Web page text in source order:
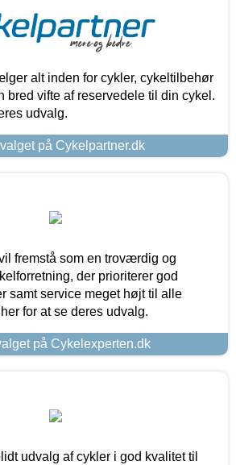
alt inden for cykler, cykeltilbehør
bred vifte af reservedele til din cykel.
udvalg.
på Cykelpartner.dk
fremstå som en troværdig og
der prioriterer god
samt service meget højt til alle
for at se deres udvalg.
på Cykelexperten.dk
udvalg af cykler i god kvalitet til